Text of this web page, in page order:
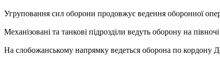
Угруповання сил оборони продовжує ведення оборонної
Механізовані та танкові підрозділи ведуть оборону на
На слобожанському напрямку ведеться оборона по кордону